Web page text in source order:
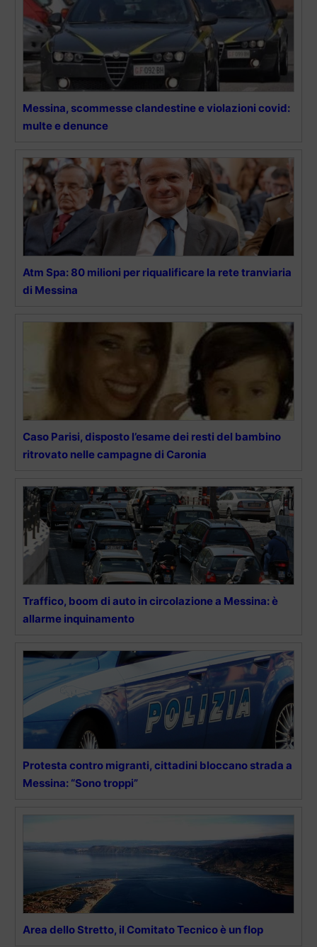
Messina, scommesse clandestine e violazioni covid:
multe e denunce
Atm Spa: 80 milioni per riqualificare la rete tranviaria
di Messina
Caso Parisi, disposto l’esame dei resti del bambino
ritrovato nelle campagne di Caronia
Traffico, boom di auto in circolazione a Messina: è
allarme inquinamento
Protesta contro migranti, cittadini bloccano strada a
Messina: “Sono troppi”
Area dello Stretto, il Comitato Tecnico è un flop